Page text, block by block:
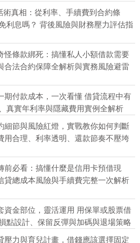
術真相：從利率、手續費到合約條
利息嗎？ 背後風險與財務壓力評估指
怪條款綁死：搞懂私人小額借款需要
合法合約保障全解析與實務風險避雷
期付款成本，一次看懂 借貸流程中有
真實年利率與隱藏費用實例全解析
細節與風險紅燈，實戰教你如何判斷
用合理、利率透明、還款節奏不壓垮
前必看：搞懂什麼是信用卡預借現
貸總成本風險與手續費完整一次解析
資金部位，靈活運用 用保單或股票借
點設計、保留反彈與加碼與退場策略
壓力與育兒計畫，借錢應該選擇固定